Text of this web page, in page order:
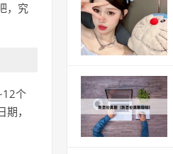
，究
个
，